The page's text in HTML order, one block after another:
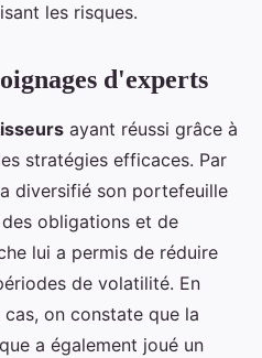
les risques.
d'experts
ayant réussi grâce à
stratégies efficaces. Par
diversifié son portefeuille
obligations et de
lui a permis de réduire
de volatilité. En
on constate que la
a également joué un